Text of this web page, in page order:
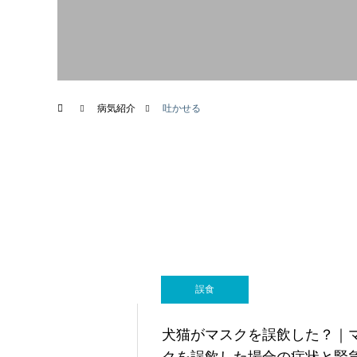
病気紹介 吐かせる
誤食
犬猫がマスクを誤飲した？｜